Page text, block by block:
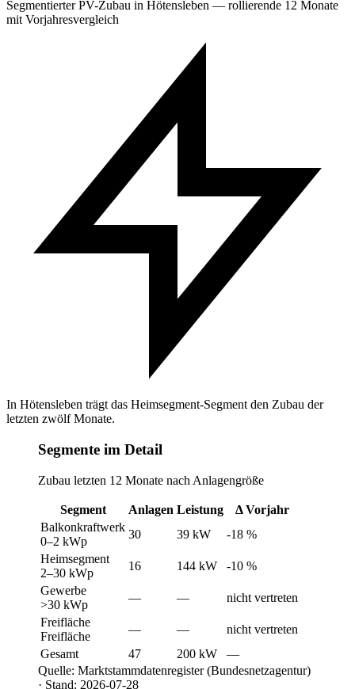
Segmentierter PV-Zubau in Hötensleben — rollierende 12 Monate
mit Vorjahresvergleich
In Hötensleben trägt das Heimsegment-Segment den Zubau der
letzten zwölf Monate.
Segmente im Detail
Zubau letzten 12 Monate nach Anlagengröße
Segment Anlagen Leistung
Δ Vorjahr
Balkonkraftwerk
0–2 kWp
30 39 kW
-18 %
Heimsegment
2–30 kWp
16 144 kW
-10 %
Gewerbe
>30 kWp
— —
nicht vertreten
Freifläche
Freifläche
— —
nicht vertreten
Gesamt
47 200 kW
—
Quelle: Marktstammdatenregister (Bundesnetzagentur)
· Stand: 2026-07-28